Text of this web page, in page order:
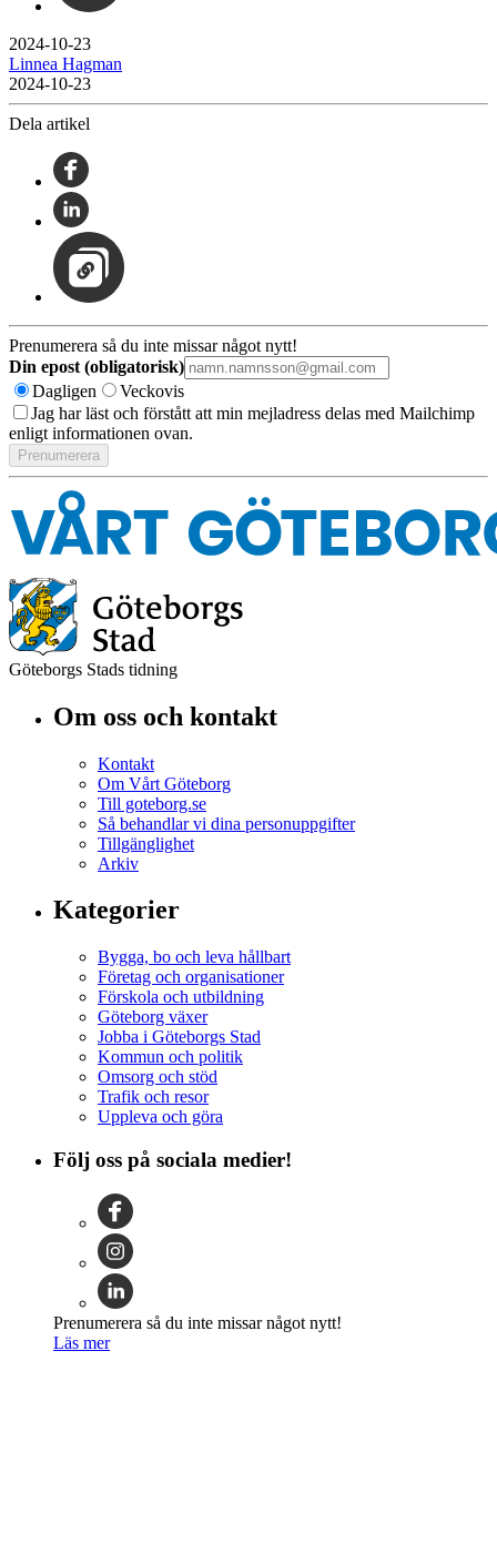
2024-10-23
Linnea Hagman
2024-10-23
Dela artikel
Prenumerera så du inte missar något nytt!
Din epost (obligatorisk)
Dagligen
Veckovis
Jag har läst och förstått att min mejladress delas med Mailchimp
enligt informationen ovan.
Göteborgs Stads tidning
Om oss och kontakt
Kontakt
Om Vårt Göteborg
Till goteborg.se
Så behandlar vi dina personuppgifter
Tillgänglighet
Arkiv
Kategorier
Bygga, bo och leva hållbart
Företag och organisationer
Förskola och utbildning
Göteborg växer
Jobba i Göteborgs Stad
Kommun och politik
Omsorg och stöd
Trafik och resor
Uppleva och göra
Följ oss på sociala medier!
Prenumerera så du inte missar något nytt!
Läs mer